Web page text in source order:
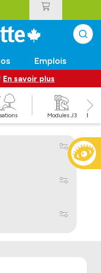
Emplois
En savoir plus
Modules J3